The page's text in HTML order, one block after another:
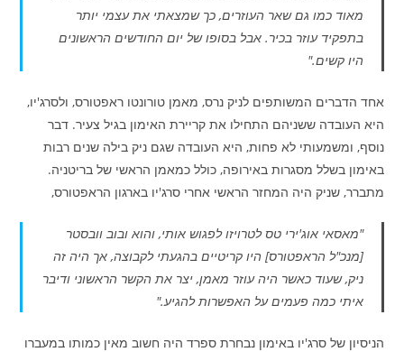
מאוד כמו גם שאר העוזרים, כך שמצאתי את עצמי יותר
בתפקיד עוזר בכיר. אבל בסופו של יום החודשים הראשונים
היו קשים."
אחד הדברים המשותפים לניק נרס, מאמן טורונטו ראפטורס, ולסרג'יו,
היא העובדה ששניהם התחילו את קריירת האימון בגיל צעיר. דבר
נוסף, ומשמעותי לא פחות, היא העובדה שגם ניק בילה שנים רבות
באימון בשלל מסגרות באירופה, כולל כמאמן הראשי של בריטניה.
מתברר, שניק היה המחזר הראשי אחרי סרג'יו בארגון הראפטורס,
"מאסאי אוג'ירי טס לטרויזו לפגוש אותי, והוא ובוב וובסטר
[מנכ"ל הראפטורס] היו קריטיים בהגעתי לקבוצה, אך היה זה
ניק, שעוד כאשר היה עוזר מאמן, יצר את הקשר הראשוני ודיבר
איתי כמה פעמים על האפשרות להגיע."
הניסיון של סרג'יו באימון נבחרת ספרד היה חשוב מאין כמותו במעברו